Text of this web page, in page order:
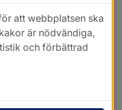
att webbplatsen ska
är nödvändiga,
och förbättrad